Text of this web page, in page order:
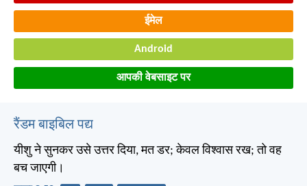
ईमेल
Android
आपकी वेबसाइट पर
रैंडम बाइबिल पद्य
यीशु ने सुनकर उसे उत्तर दिया, मत डर; केवल विश्वास रख; तो वह
बच जाएगी।